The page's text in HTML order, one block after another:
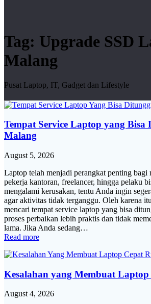
Tag: Upgrade SSD
Malang
Pusat Laptop, IT, Gadget dan Lifestyle
Tempat Service Laptop yang Bisa
Malang
August 5, 2026
Laptop telah menjadi perangkat penting bagi
pekerja kantoran, freelancer, hingga pelaku
mengalami kerusakan, tentu Anda ingin
agar aktivitas tidak terganggu. Oleh karena
mencari tempat service laptop yang bisa
proses perbaikan lebih praktis dan tidak
lama. Jika Anda sedang…
Read more
Kesalahan yang Membuat Laptop
August 4, 2026